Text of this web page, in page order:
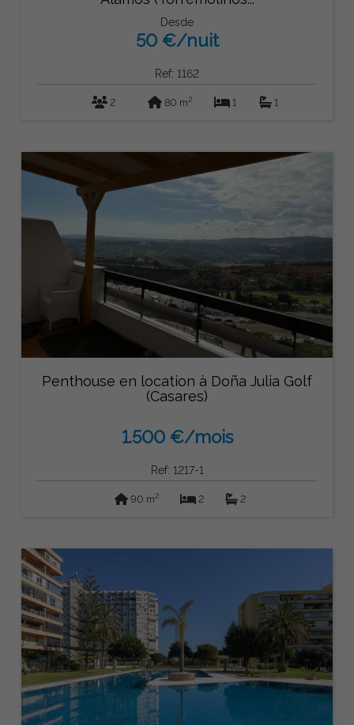
Desde
50 €/nuit
Ref: 1162
2 80 m2 1 1
Penthouse en location à Doña Julia Golf
(Casares)
1.500 €/mois
Ref: 1217-1
90 m2 2 2